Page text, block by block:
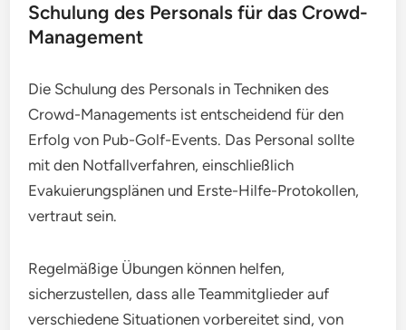
Schulung des Personals für das Crowd-
Management
Die Schulung des Personals in Techniken des
Crowd-Managements ist entscheidend für den
Erfolg von Pub-Golf-Events. Das Personal sollte
mit den Notfallverfahren, einschließlich
Evakuierungsplänen und Erste-Hilfe-Protokollen,
vertraut sein.
Regelmäßige Übungen können helfen,
sicherzustellen, dass alle Teammitglieder auf
verschiedene Situationen vorbereitet sind, von